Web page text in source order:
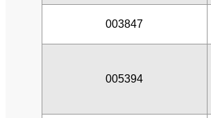
003847
005394